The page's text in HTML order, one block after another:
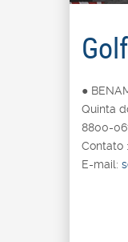
Golf
●
Quinta
8800-
Contato
E-mail: